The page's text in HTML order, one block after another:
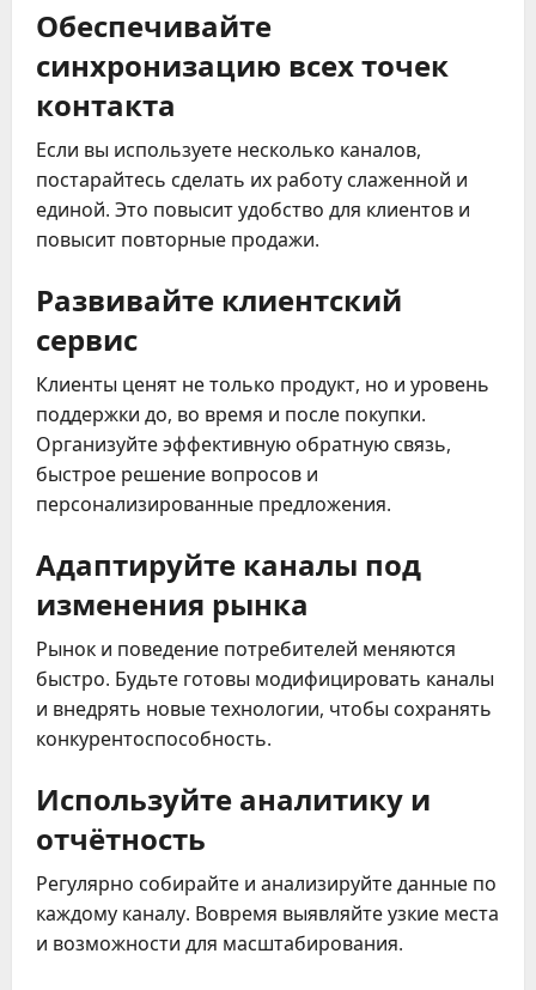
Обеспечивайте
синхронизацию всех точек
контакта
Если вы используете несколько каналов,
постарайтесь сделать их работу слаженной и
единой. Это повысит удобство для клиентов и
повысит повторные продажи.
Развивайте клиентский
сервис
Клиенты ценят не только продукт, но и уровень
поддержки до, во время и после покупки.
Организуйте эффективную обратную связь,
быстрое решение вопросов и
персонализированные предложения.
Адаптируйте каналы под
изменения рынка
Рынок и поведение потребителей меняются
быстро. Будьте готовы модифицировать каналы
и внедрять новые технологии, чтобы сохранять
конкурентоспособность.
Используйте аналитику и
отчётность
Регулярно собирайте и анализируйте данные по
каждому каналу. Вовремя выявляйте узкие места
и возможности для масштабирования.